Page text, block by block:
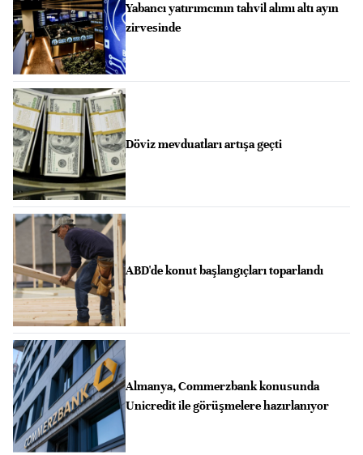
Yabancı yatırımcının tahvil alımı altı ayın
zirvesinde
Döviz mevduatları artışa geçti
ABD'de konut başlangıçları toparlandı
Almanya, Commerzbank konusunda
Unicredit ile görüşmelere hazırlanıyor